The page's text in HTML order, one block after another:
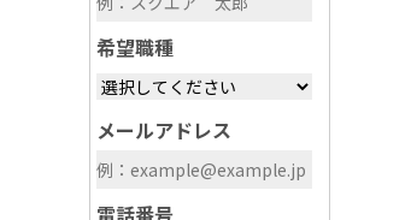
希望職種
メールアドレス